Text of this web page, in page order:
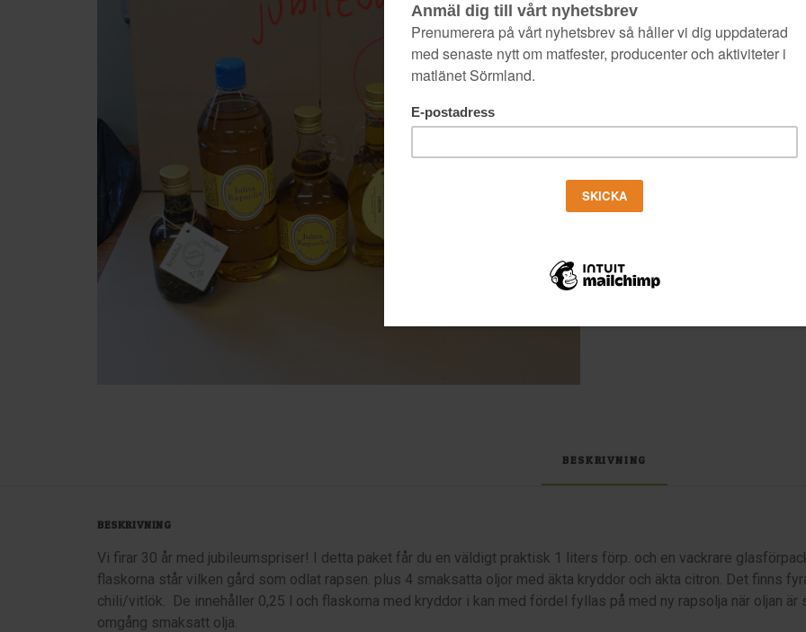
och en med chili/vitlök.
med fördel fyllas på med
veckor så har du en ny
Jubileumspaketet
mängd
LÄGG
Etikett
Producent
BESKRIVNING
BESKRIVNING
Vi firar 30 år med jubileumspriser! I detta paket får du en väldigt praktisk 1 liters förp. och en vackrare
flaskorna står vilken gård som odlat rapsen. plus 4 smaksatta oljor med äkta kryddor och äkta citron. Det finns
chili/vitlök. De innehåller 0,25 l och flaskorna med kryddor i kan med fördel fyllas på med ny rapsolja när oljan
omgång smaksatt olja.